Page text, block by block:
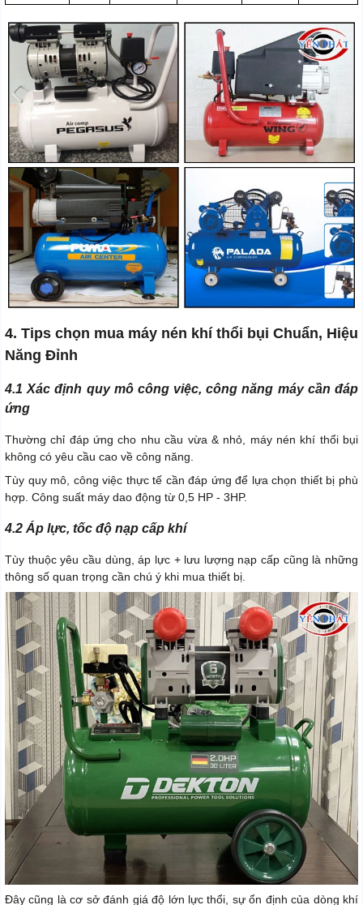
4. Tips chọn mua máy nén khí thổi bụi Chuẩn, Hiệu
Năng Đỉnh
4.1 Xác định quy mô công việc, công năng máy cần đáp
ứng
Thường chỉ đáp ứng cho nhu cầu vừa & nhỏ, máy nén khí thổi bụi
không có yêu cầu cao về công năng.
Tùy quy mô, công việc thực tế cần đáp ứng để lựa chọn thiết bị phù
hợp. Công suất máy dao động từ 0,5 HP - 3HP.
4.2 Áp lực, tốc độ nạp cấp khí
Tùy thuộc yêu cầu dùng, áp lực + lưu lượng nạp cấp cũng là những
thông số quan trọng cần chú ý khi mua thiết bị.
Đây cũng là cơ sở đánh giá độ lớn lực thổi, sự ổn định của dòng khí